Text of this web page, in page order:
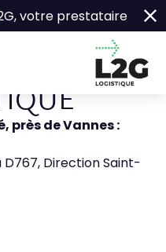
votre prestataire
L2G
près de Vannes :
D767, Direction Saint-